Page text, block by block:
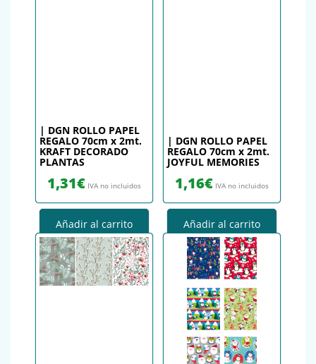
| DGN ROLLO PAPEL
REGALO 70cm x 2mt.
KRAFT DECORADO
PLANTAS
1,31€ IVA no incluidos
Añadir al carrito
| DGN ROLLO PAPEL
REGALO 70cm x 2mt.
JOYFUL MEMORIES
1,16€ IVA no incluidos
Añadir al carrito